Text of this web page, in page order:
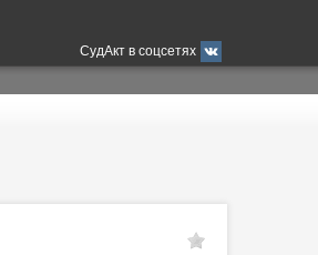
СудАкт в соцсетях